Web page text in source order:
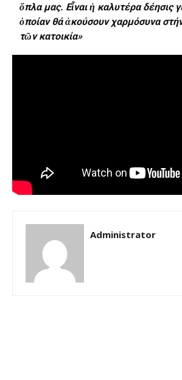
ὅπλα μας. Εἶναι ἡ καλυτέρα δέησις
ὁποίαν θά ἀκούσουν χαρμόσυνα
τῶν κατοικία»
Administrator